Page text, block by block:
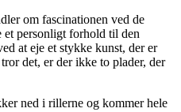
om fascinationen ved de
et personligt forhold til den
at eje et stykke kunst, der er
det, er der ikke to plader, der
ned i rillerne og kommer hele